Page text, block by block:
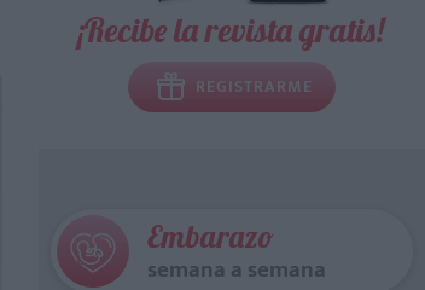
¡Recibe la revista gratis!
REGISTRARME
Embarazo
semana a semana